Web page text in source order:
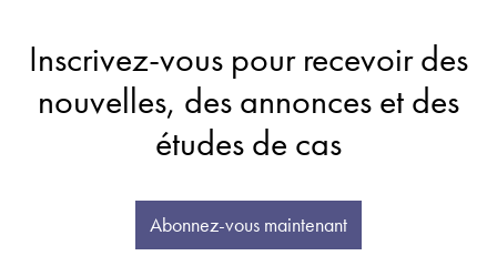
Inscrivez-vous pour recevoir des
nouvelles, des annonces et des
études de cas
Abonnez-vous maintenant